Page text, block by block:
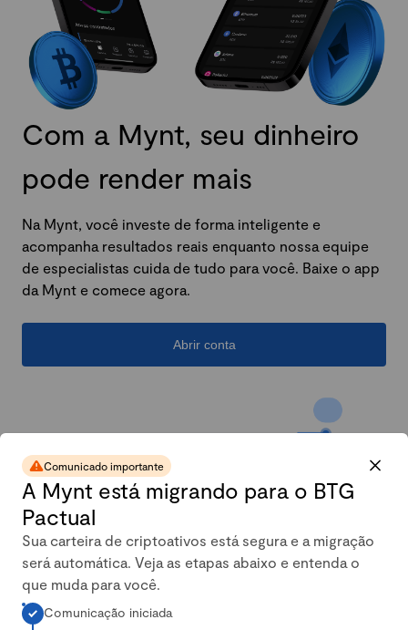
Com a Mynt, seu dinheiro
pode render mais
Na Mynt, você investe de forma inteligente e
acompanha resultados reais enquanto nossa equipe
de especialistas cuida de tudo para você. Baixe o app
da Mynt e comece agora.
Abrir conta
A carteira conservadora da
Comunicado importante
A Mynt está migrando para o BTG
Pactual
Sua carteira de criptoativos está segura e a migração
será automática. Veja as etapas abaixo e entenda o
que muda para você.
Comunicação iniciada